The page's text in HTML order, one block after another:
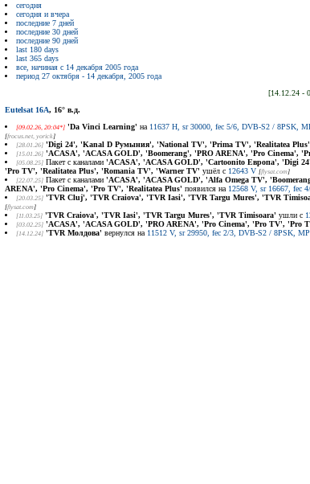
сегодня
сегодня и вчера
последние 7 дней
последние 30 дней
последние 90 дней
last 180 days
last 365 days
все, начиная с 14 декабря 2005 года
период 27 октября - 14 декабря, 2005 года
[14.12.24 -
Eutelsat 16A, 16° в.д.
[09.02.26, 20:04*] 'Da Vinci Learning' на 11637 H, sr 30000, fec 5/6, DVB-S2 / 8PSK,
[frocus.net, yorick]
[28.01.26] 'Digi 24', 'Kanal D Румыния', 'National TV', 'Prima TV', 'Realitatea
[15.01.26] 'ACASA', 'ACASA GOLD', 'Boomerang', 'PRO ARENA', 'Pro Cinema',
[05.08.25] Пакет с каналами 'ACASA', 'ACASA GOLD', 'Cartoonito Европа', 'Digi
'Pro TV', 'Realitatea Plus', 'Romania TV', 'Warner TV' ушёл с 12643 V [flysat.com]
[22.07.25] Пакет с каналами 'ACASA', 'ACASA GOLD', 'Alfa Omega TV',
ARENA', 'Pro Cinema', 'Pro TV', 'Realitatea Plus' появился на 12568 V, sr 16667, fec
[20.03.25] 'TVR Cluj', 'TVR Craiova', 'TVR Iasi', 'TVR Targu Mures', 'TVR
[flysat.com]
[11.03.25] 'TVR Craiova', 'TVR Iasi', 'TVR Targu Mures', 'TVR Timisoara' ушли с
[03.02.25] 'ACASA', 'ACASA GOLD', 'PRO ARENA', 'Pro Cinema', 'Pro TV', 'Pro
[14.12.24] 'TVR Молдова' вернулся на 11512 V, sr 29950, fec 2/3, DVB-S2 / 8PSK,